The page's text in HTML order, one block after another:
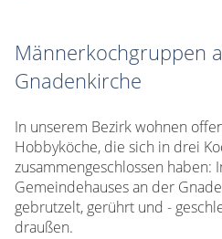
Männerkochgruppen
Gnadenkirche
In unserem Bezirk wohnen
Hobbyköche, die sich in drei
zusammengeschlossen haben:
Gemeindehauses an der
gebrutzelt, gerührt und -
draußen.